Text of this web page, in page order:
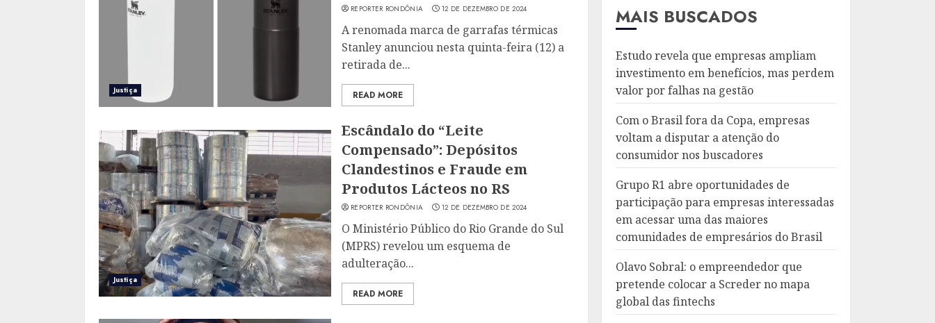
Justiça
REPORTER RONDÔNIA 12 DE DEZEMBRO DE 2024
A renomada marca de garrafas térmicas
Stanley anunciou nesta quinta-feira (12) a
retirada de...
READ MORE
Justiça
Escândalo do “Leite
Compensado”: Depósitos
Clandestinos e Fraude em
Produtos Lácteos no RS
REPORTER RONDÔNIA 12 DE DEZEMBRO DE 2024
O Ministério Público do Rio Grande do Sul
(MPRS) revelou um esquema de
adulteração...
READ MORE
MAIS BUSCADOS
Estudo revela que empresas ampliam
investimento em benefícios, mas perdem
valor por falhas na gestão
Com o Brasil fora da Copa, empresas
voltam a disputar a atenção do
consumidor nos buscadores
Grupo R1 abre oportunidades de
participação para empresas interessadas
em acessar uma das maiores
comunidades de empresários do Brasil
Olavo Sobral: o empreendedor que
pretende colocar a Screder no mapa
global das fintechs